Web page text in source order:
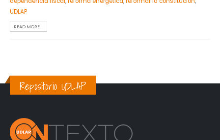
UDLAP
READ MORE...
Repositorio UDLAP